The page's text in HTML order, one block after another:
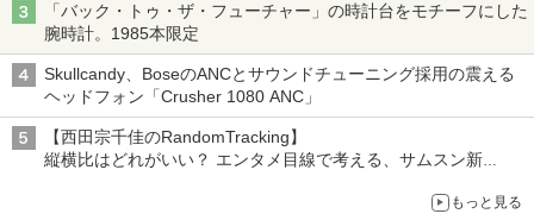
「バック・トゥ・ザ・フューチャー」の時計台をモチーフにした
腕時計。1985本限定
Skullcandy、BoseのANCとサウンドチューニング採用の震える
ヘッドフォン「Crusher 1080 ANC」
【西田宗千佳のRandomTracking】
縦横比はどれがいい？ エンタメ目線で考える、サムスン新
もっと見る